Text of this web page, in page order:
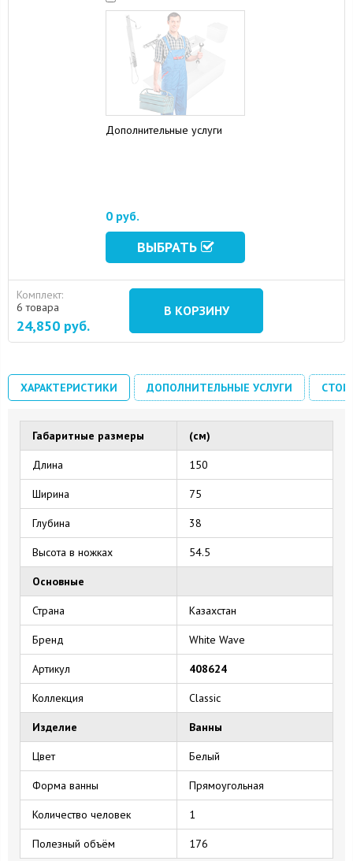
15 August 2024
Дополнительные услуги
0 руб.
ВЫБРАТЬ
Комплект:
6 товара
24,850 руб.
В КОРЗИНУ
ХАРАКТЕРИСТИКИ ДОПОЛНИТЕЛЬНЫЕ УСЛУГИ
Габаритные размеры (см)
Длина 150
Ширина 75
Глубина 38
Высота в ножках 54.5
Основные
Страна Казахстан
Бренд White Wave
Артикул 408624
Коллекция Classic
Изделие Ванны
Цвет Белый
Форма ванны Прямоугольная
Количество человек 1
Полезный объём 176